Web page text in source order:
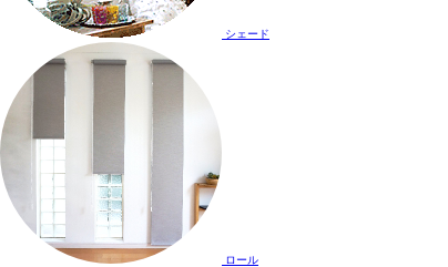
シェード
ロール